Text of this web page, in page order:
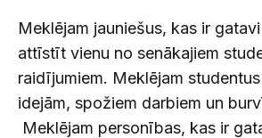
Meklējam jauniešus, kas ir
attīstīt vienu no senākajiem
raidījumiem. Meklējam
idejām, spožiem darbiem un
Meklējam personības, kas ir